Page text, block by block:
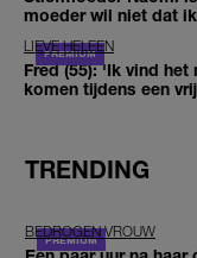
moeder wil niet dat
LIEVE HELEEN
Fred (55): 'Ik vind
komen tijdens een
TRENDING
BEDROGEN VROUW